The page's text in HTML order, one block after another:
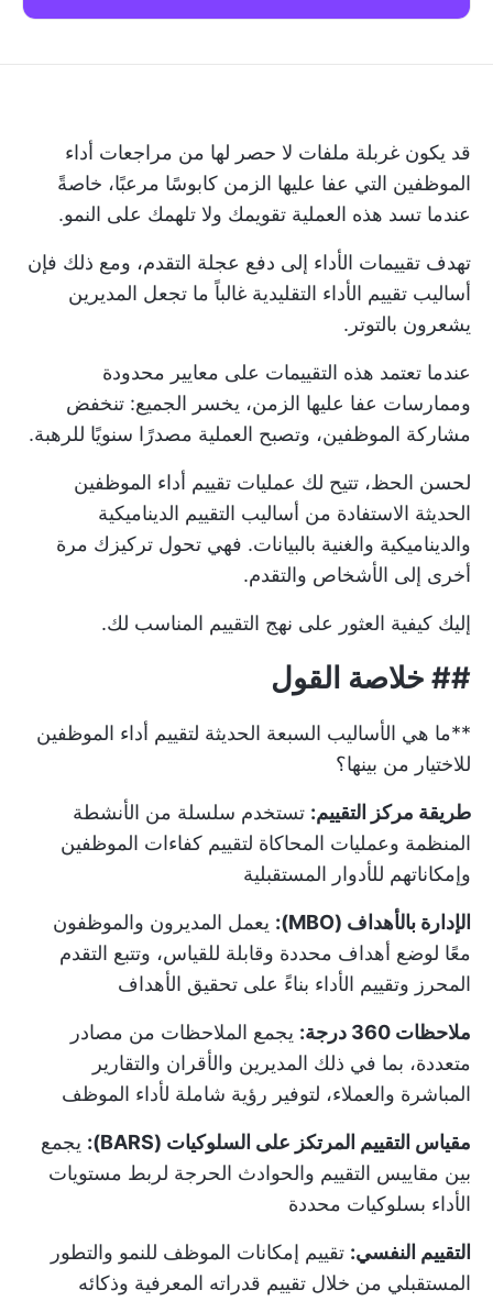
قد يكون غربلة ملفات لا حصر لها من مراجعات أداء
الموظفين التي عفا عليها الزمن كابوسًا مرعبًا، خاصةً
عندما تسد هذه العملية تقويمك ولا تلهمك على النمو.
تهدف تقييمات الأداء إلى دفع عجلة التقدم، ومع ذلك فإن
أساليب تقييم الأداء التقليدية غالباً ما تجعل المديرين
يشعرون بالتوتر.
عندما تعتمد هذه التقييمات على معايير محدودة
وممارسات عفا عليها الزمن، يخسر الجميع: تنخفض
مشاركة الموظفين، وتصبح العملية مصدرًا سنويًا للرهبة.
لحسن الحظ، تتيح لك عمليات تقييم أداء الموظفين
الحديثة الاستفادة من أساليب التقييم الديناميكية
والديناميكية والغنية بالبيانات. فهي تحول تركيزك مرة
أخرى إلى الأشخاص والتقدم.
إليك كيفية العثور على نهج التقييم المناسب لك.
## خلاصة القول
**ما هي الأساليب السبعة الحديثة لتقييم أداء الموظفين
للاختيار من بينها؟
طريقة مركز التقييم: تستخدم سلسلة من الأنشطة
المنظمة وعمليات المحاكاة لتقييم كفاءات الموظفين
وإمكاناتهم للأدوار المستقبلية
الإدارة بالأهداف (MBO):
يعمل المديرون والموظفون
معًا لوضع أهداف محددة وقابلة للقياس، وتتبع التقدم
المحرز وتقييم الأداء بناءً على تحقيق الأهداف
ملاحظات 360 درجة:
يجمع الملاحظات من مصادر
متعددة، بما في ذلك المديرين والأقران والتقارير
المباشرة والعملاء، لتوفير رؤية شاملة لأداء الموظف
مقياس التقييم المرتكز على السلوكيات (BARS):
يجمع
بين مقاييس التقييم والحوادث الحرجة لربط مستويات
الأداء بسلوكيات محددة
التقييم النفسي: تقييم إمكانات الموظف للنمو والتطور
المستقبلي من خلال تقييم قدراته المعرفية وذكائه